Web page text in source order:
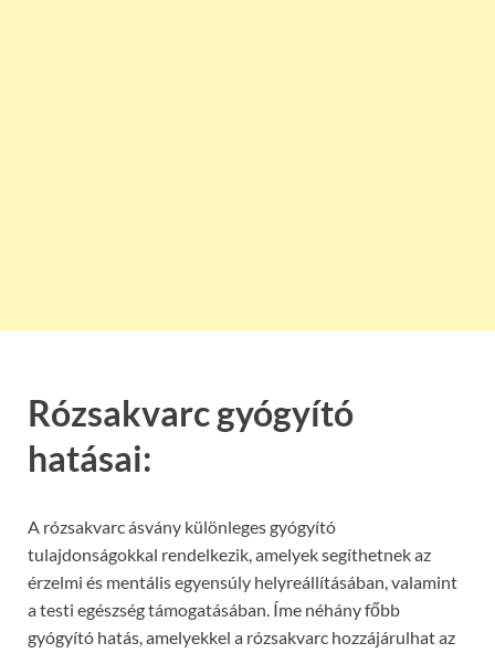
Rózsakvarc gyógyító
hatásai:
A rózsakvarc ásvány különleges gyógyító
tulajdonságokkal rendelkezik, amelyek segíthetnek az
érzelmi és mentális egyensúly helyreállításában, valamint
a testi egészség támogatásában. Íme néhány főbb
gyógyító hatás, amelyekkel a rózsakvarc hozzájárulhat az